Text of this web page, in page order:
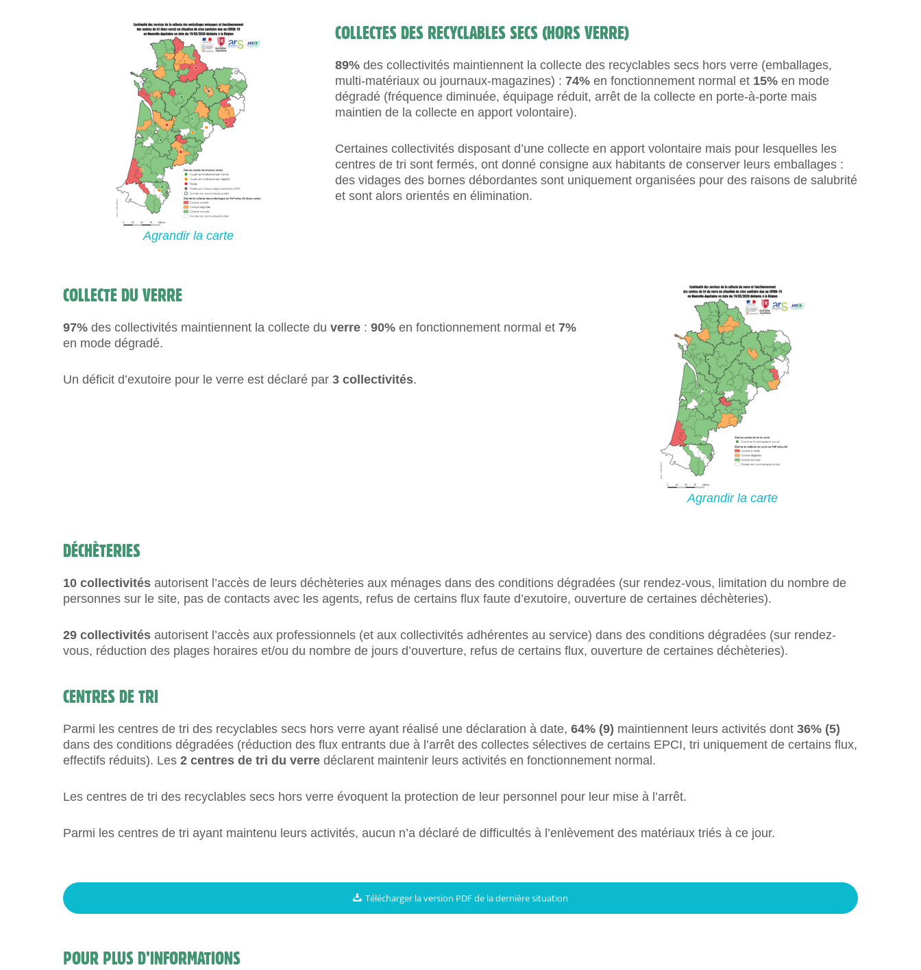
Agrandir lacarte
COLLECTES DES RECYCLABLES SECS (HORS VERRE)
89%des collectivités maintiennent la collecte des recyclables secs hors verre (emballages,
multi-matériaux ou journaux-magazines) : 74%en fonctionnement normal et 15%en mode
dégradé (fréquence diminuée, équipage réduit, arrêt de la collecte en porte-à-porte mais
maintien de la collecte en apport volontaire).
Certaines collectivités disposant d’une collecte en apport volontaire mais pour lesquelles les
centres de tri sont fermés, ont donné consigne aux habitants de conserver leurs emballages :
des vidages des bornes débordantes sont uniquement organisées pour des raisons de salubrité
et sont alors orientés en élimination.
COLLECTE DU VERRE
97% des collectivités maintiennent la collecte du verre : 90% en fonctionnement normal et 7%
en mode dégradé.
Un déficit d’exutoire pour le verre est déclaré par 3 collectivités.
Agrandir la carte
DÉCHÈTERIES
10 collectivités autorisent l’accès de leurs déchèteries aux ménages dans des conditions dégradées (sur rendez-vous, limitation du nombre de
personnes sur le site, pas de contacts avec les agents, refus de certains flux faute d’exutoire, ouverture de certaines déchèteries).
29 collectivités autorisent l’accès aux professionnels (et aux collectivités adhérentes au service) dans des conditions dégradées (sur rendez-
vous, réduction des plages horaires et/ou du nombre de jours d’ouverture, refus de certains flux, ouverture de certaines déchèteries).
CENTRES DE TRI
Parmi les centres de tri des recyclables secs hors verre ayant réalisé une déclaration à date, 64% (9) maintiennent leurs activités dont 36% (5)
dans des conditions dégradées (réduction des flux entrants due à l’arrêt des collectes sélectives de certains EPCI, tri uniquement de certains flux,
effectifs réduits). Les 2 centres de tri du verre déclarent maintenir leurs activités en fonctionnement normal.
Les centres de tri des recyclables secs hors verre évoquent la protection de leur personnel pour leur mise à l’arrêt.
Parmi les centres de tri ayant maintenu leurs activités, aucun n’a déclaré de difficultés à l’enlèvement des matériaux triés à ce jour.
Télécharger la version PDF de la dernière situation
POUR PLUS D’INFORMATIONS